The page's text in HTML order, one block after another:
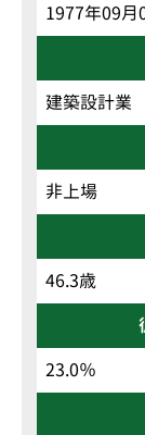
1977年09月
建築設計業
非上場
46.3歳
23.0％